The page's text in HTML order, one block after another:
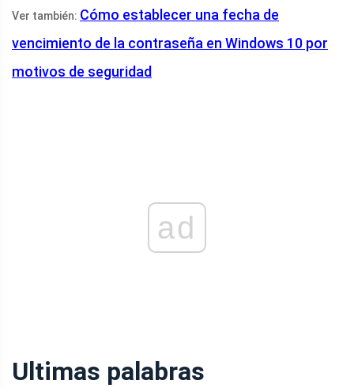
Ver también: Cómo establecer una fecha de
vencimiento de la contraseña en Windows 10 por
motivos de seguridad
ad
Ultimas palabras